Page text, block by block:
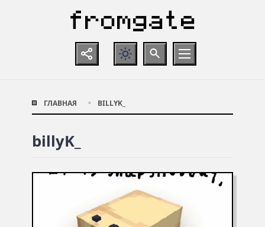
ГЛАВНАЯ BILLYK_
billyK_